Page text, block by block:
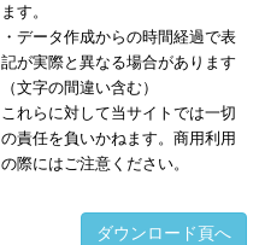
ます。
・データ作成からの時間経過で表
記が実際と異なる場合があります
（文字の間違い含む）
これらに対して当サイトでは一切
の責任を負いかねます。商用利用
の際にはご注意ください。
ダウンロード頁へ